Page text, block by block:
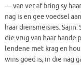
— van ver af bring sy
nag is en gee voedsel
haar diensmeisies. Sajin.
die vrug van haar hande
lendene met krag en
wins goed is, in die nag